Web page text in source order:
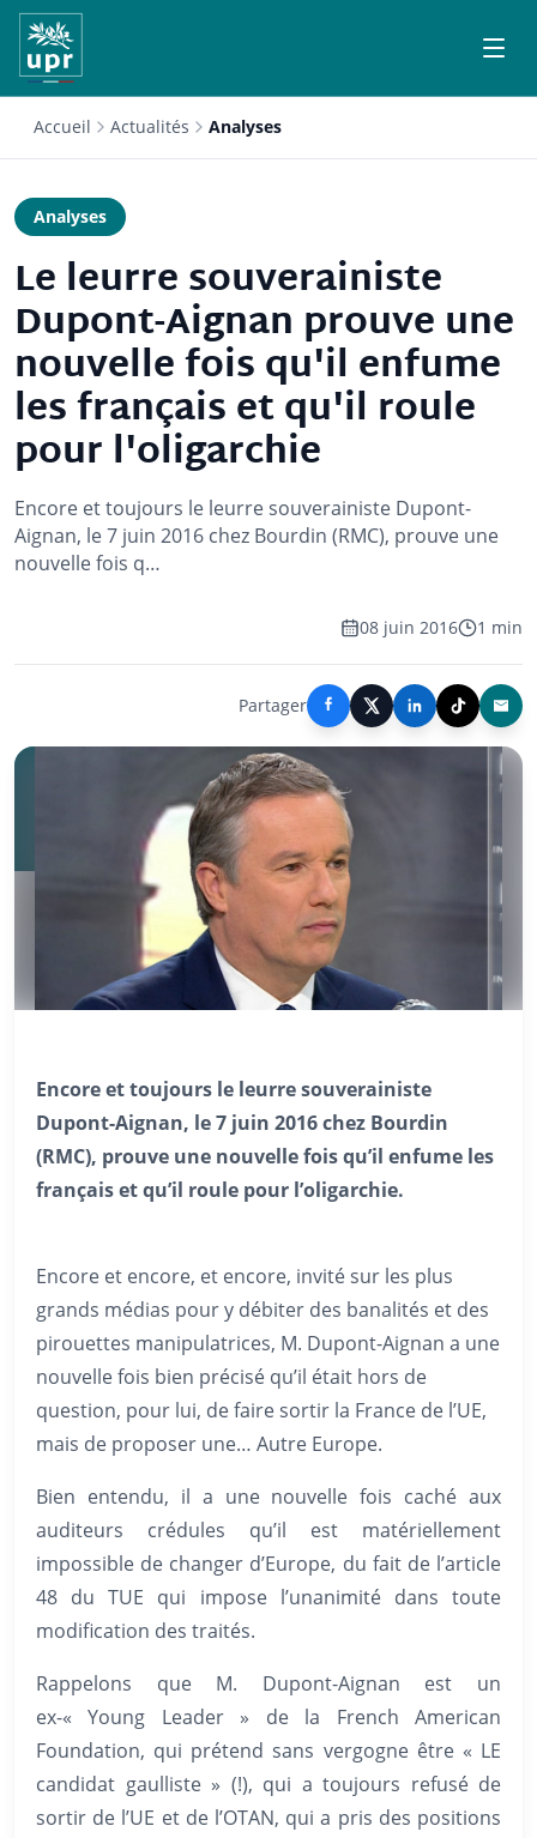
Accueil Actualités Analyses
Analyses
Le leurre souverainiste
Dupont-Aignan prouve une
nouvelle fois qu'il enfume
les français et qu'il roule
pour l'oligarchie
Encore et toujours le leurre souverainiste Dupont-
Aignan, le 7 juin 2016 chez Bourdin (RMC), prouve une
nouvelle fois q…
08 juin 2016 1 min
Partager
Encore et toujours le leurre souverainiste
Dupont-Aignan, le 7 juin 2016 chez Bourdin
(RMC), prouve une nouvelle fois qu’il enfume les
français et qu’il roule pour l’oligarchie.
Encore et encore, et encore, invité sur les plus
grands médias pour y débiter des banalités et des
pirouettes manipulatrices, M. Dupont-Aignan a une
nouvelle fois bien précisé qu’il était hors de
question, pour lui, de faire sortir la France de l’UE,
mais de proposer une… Autre Europe.
Bien entendu, il a une nouvelle fois caché aux
auditeurs crédules qu’il est matériellement
impossible de changer d’Europe, du fait de l’article
48 du TUE qui impose l’unanimité dans toute
modification des traités.
Rappelons que M. Dupont-Aignan est un
ex-« Young Leader » de la French American
Foundation, qui prétend sans vergogne être « LE
candidat gaulliste » (!), qui a toujours refusé de
sortir de l’UE et de l’OTAN, qui a pris des positions